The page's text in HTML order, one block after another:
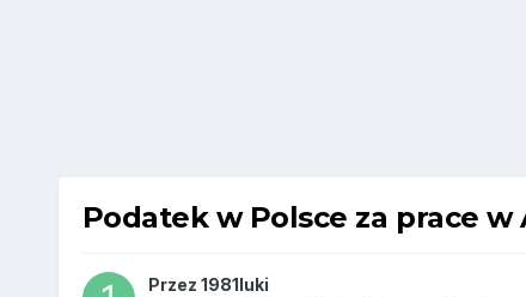
Podatek w Polsce za prace w
Przez 1981luki